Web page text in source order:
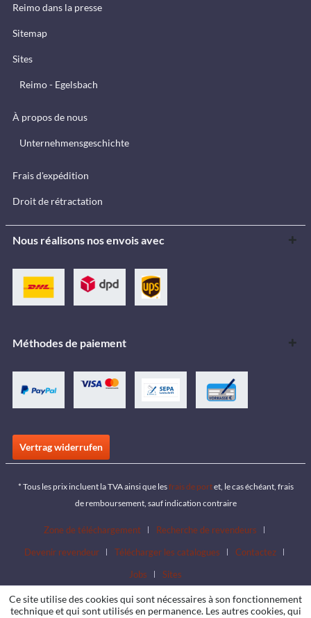
Reimo dans la presse
Sitemap
Sites
Reimo - Egelsbach
À propos de nous
Unternehmensgeschichte
Frais d'expédition
Droit de rétractation
Nous réalisons nos envois avec
Méthodes de paiement
Vertrag widerrufen
* Tous les prix incluent la TVA ainsi que lesfrais de portet, le cas échéant, frais
de remboursement, sauf indication contraire
Zone de téléchargement
Recherche de revendeurs
Devenir revendeur
Télécharger les catalogues
Contactez
Jobs
Sites
Ce site utilise des cookies qui sont nécessaires à son fonctionnement
technique et qui sont utilisés en permanence. Les autres cookies, qui